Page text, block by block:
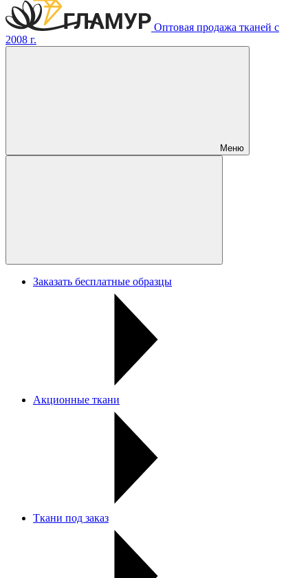
Оптовая продажа тканей с
2008 г.
Меню
Заказать бесплатные образцы
Акционные ткани
Ткани под заказ